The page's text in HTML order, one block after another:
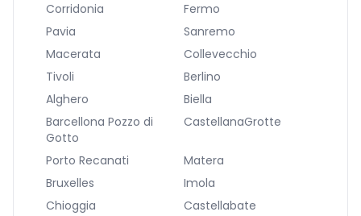
Corridonia
Fermo
Pavia
Sanremo
Macerata
Collevecchio
Tivoli
Berlino
Alghero
Biella
Barcellona Pozzo di
Gotto
CastellanaGrotte
Porto Recanati
Matera
Bruxelles
Imola
Chioggia
Castellabate